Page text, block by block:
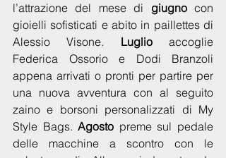
l’attrazione del mese di giugno con
gioielli sofisticati e abito in paillettes di
Alessio Visone. Luglio accoglie
Federica Ossorio e Dodi Branzoli
appena arrivati o pronti per partire per
una nuova avventura con al seguito
zaino e borsoni personalizzati di My
Style Bags. Agosto preme sul pedale
delle macchine a scontro con le